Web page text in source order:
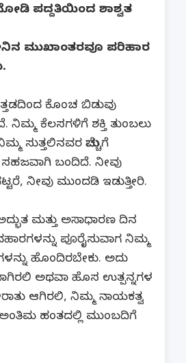
ಪದ್ದತಿಯಿಂದ ಶಾಶ್ವತ
ಮುಖಾಂತರವೂ ಪರಿಹಾರ
ಕೊಂಚ ಬಿಡುವು
ನಿಮ್ಮ ಕೆಲಸಗಳಿಗೆ ಶಕ್ತಿ ತುಂಬಲು
ಸುತ್ತಲಿನವರ ಮೆಚ್ಚುಗೆ
ಬಂದಿದೆ. ನೀವು
ನೀವು ಮುಂದಡಿ ಇಡುತ್ತೀರಿ.
ಮತ್ತು ಅಸಾಧಾರಣ ದಿನ
ಪೂರೈಸುವಾಗ ನಿಮ್ಮ
ಹೊಂದಿರಬೇಕು. ಅದು
ಅಥವಾ ಹೊಸ ಉತ್ಪನ್ನಗಳ
ಆಗಿರಲಿ, ನಿಮ್ಮ ನಾಯಕತ್ವ
ಹಂತದಲ್ಲಿ ಮುಂಬದಿಗೆ